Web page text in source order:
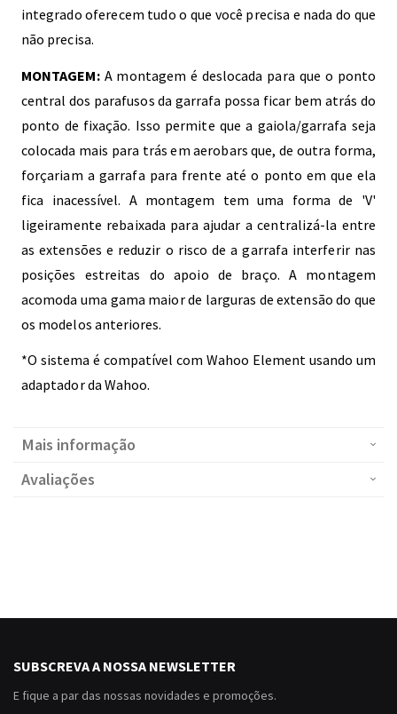
integrado oferecem tudo o que você precisa e nada do que
não precisa.
MONTAGEM:A montagem é deslocada para que o ponto
central dos parafusos da garrafa possa ficar bem atrás do
ponto de fixação. Isso permite que a gaiola/garrafa seja
colocada mais para trás em aerobars que, de outra forma,
forçariam a garrafa para frente até o ponto em que ela
fica inacessível. A montagem tem uma forma de 'V'
ligeiramente rebaixada para ajudar a centralizá-la entre
as extensões e reduzir o risco de a garrafa interferir nas
posições estreitas do apoio de braço. A montagem
acomoda uma gama maior de larguras de extensão do que
os modelos anteriores.
*O sistema é compatível com Wahoo Element usando um
adaptador da Wahoo.
Mais informação
Avaliações
SUBSCREVA A NOSSA NEWSLETTER
E fique a par das nossas novidades e promoções.